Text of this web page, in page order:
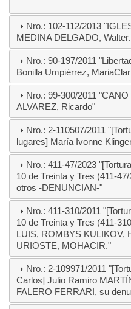
Nro.: 102-112/2013
MEDINA DELGADO,
Nro.: 90-197/2011
Bonilla Umpiérrez,
Nro.: 99-300/2011
ALVAREZ, Ricardo"
Nro.: 2-110507/2011
lugares] María Ivonne
Nro.: 411-47/2023
10 de Treinta y Tres (411-
otros -DENUNCIAN-"
Nro.: 411-310/2011
10 de Treinta y Tres (411-
LUIS, ROMBYS KULIKOV,
URIOSTE, MOHACIR."
Nro.: 2-109971/2011
Carlos] Julio Ramiro
FALERO FERRARI, su